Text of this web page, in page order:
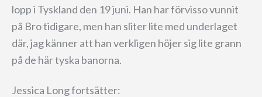
lopp i Tyskland den 19 juni. Han har förvisso vunnit
på Bro tidigare, men han sliter lite med underlaget
där, jag känner att han verkligen höjer sig lite grann
på de här tyska banorna.
Jessica Long fortsätter: